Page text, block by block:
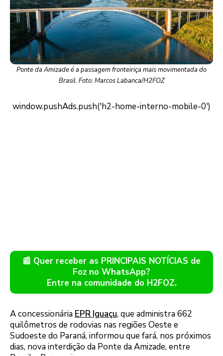
Ponte da Amizade é a passagem fronteiriça mais movimentada do
Brasil. Foto: Marcos Labanca/H2FOZ
📰 Quer receber as PRINCIPAIS NOTÍCIAS de
Foz no WhatsApp?
Entre na comunidade do H2FOZ.
A concessionária EPR Iguaçu, que administra 662
quilômetros de rodovias nas regiões Oeste e
Sudoeste do Paraná, informou que fará, nos próximos
dias, nova interdição da Ponte da Amizade, entre